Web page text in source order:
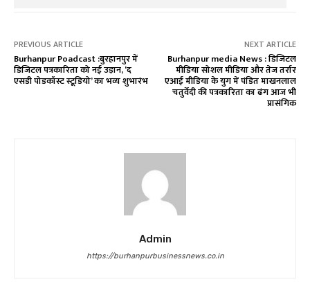
PREVIOUS ARTICLE
Burhanpur Poadcast :बुरहानपुर में
डिजिटल पत्रकारिता को नई उड़ान, ‘द
एसडी पोडकॉस्ट स्टूडियो’ का भव्य शुभारंभ
NEXT ARTICLE
Burhanpur media News : डिजिटल
मीडिया सोशल मीडिया और तेज तर्रार
एआई मीडिया के युग में पंडित माखनलाल
चतुर्वेदी की पत्रकारिता का ढंग आज भी
प्रासंगिक
Admin
https://burhanpurbusinessnews.co.in